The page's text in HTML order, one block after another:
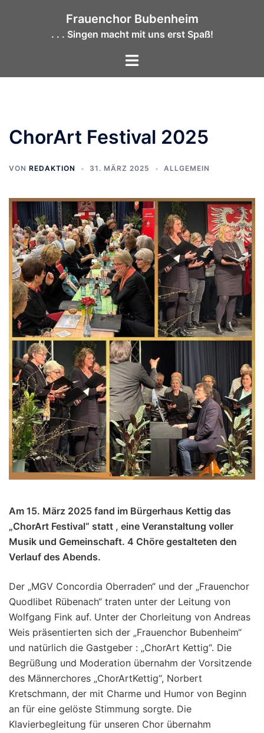
Frauenchor Bubenheim
. . . Singen macht mit uns erst Spaß!
Menü
ChorArt Festival 2025
VON REDAKTION 31. MÄRZ 2025 ALLGEMEIN
Am 15. März 2025 fand im Bürgerhaus Kettig das
„ChorArt Festival“ statt , eine Veranstaltung voller
Musik und Gemeinschaft. 4 Chöre gestalteten den
Verlauf des Abends.
Der „MGV Concordia Oberraden“ und der „Frauenchor
Quodlibet Rübenach“ traten unter der Leitung von
Wolfgang Fink auf. Unter der Chorleitung von Andreas
Weis präsentierten sich der „Frauenchor Bubenheim“
und natürlich die Gastgeber : „ChorArt Kettig“. Die
Begrüßung und Moderation übernahm der Vorsitzende
des Männerchores „ChorArtKettig“, Norbert
Kretschmann, der mit Charme und Humor von Beginn
an für eine gelöste Stimmung sorgte. Die
Klavierbegleitung für unseren Chor übernahm